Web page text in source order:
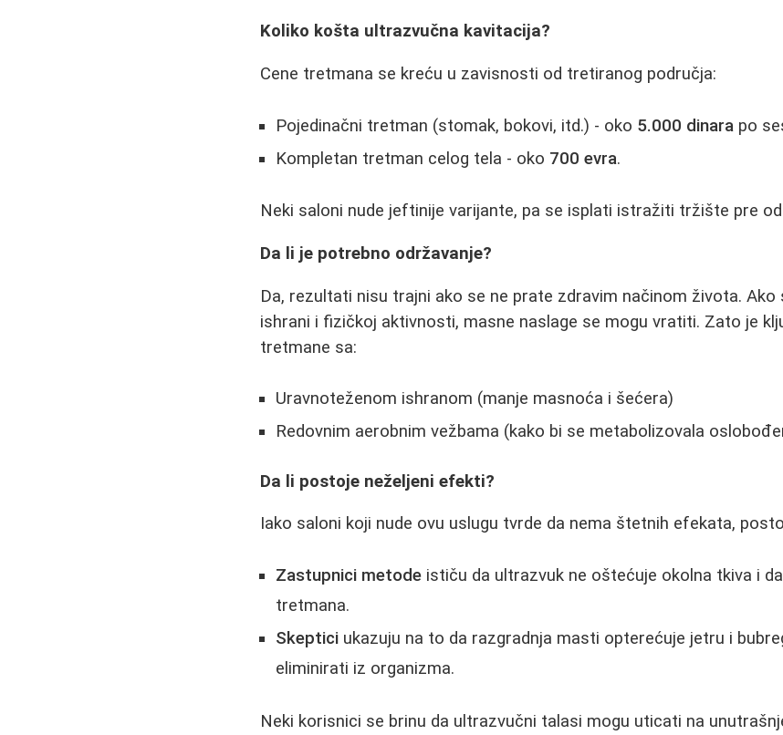
Koliko košta ultrazvučna kavitacija?
Cene tretmana se kreću u zavisnosti od tretiranog područja:
Pojedinačni tretman (stomak, bokovi, itd.) - oko 5.000 dinara po
Kompletan tretman celog tela - oko 700 evra.
Neki saloni nude jeftinije varijante, pa se isplati istražiti tržište pre
Da li je potrebno održavanje?
Da, rezultati nisu trajni ako se ne prate zdravim načinom života. Ako
ishrani i fizičkoj aktivnosti, masne naslage se mogu vratiti. Zato je
tretmane sa:
Uravnoteženom ishranom (manje masnoća i šećera)
Redovnim aerobnim vežbama (kako bi se metabolizovala
Da li postoje neželjeni efekti?
Iako saloni koji nude ovu uslugu tvrde da nema štetnih efekata,
Zastupnici metode ističu da ultrazvuk ne oštećuje okolna tkiva i
tretmana.
Skeptici ukazuju na to da razgradnja masti opterećuje jetru i
eliminirati iz organizma.
Neki korisnici se brinu da ultrazvučni talasi mogu uticati na